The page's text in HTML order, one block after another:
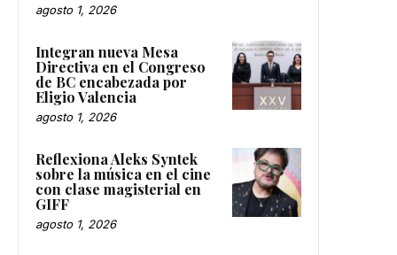
agosto 1, 2026
Integran nueva Mesa
Directiva en el Congreso
de BC encabezada por
Eligio Valencia
agosto 1, 2026
Reflexiona Aleks Syntek
sobre la música en el cine
con clase magisterial en
GIFF
agosto 1, 2026